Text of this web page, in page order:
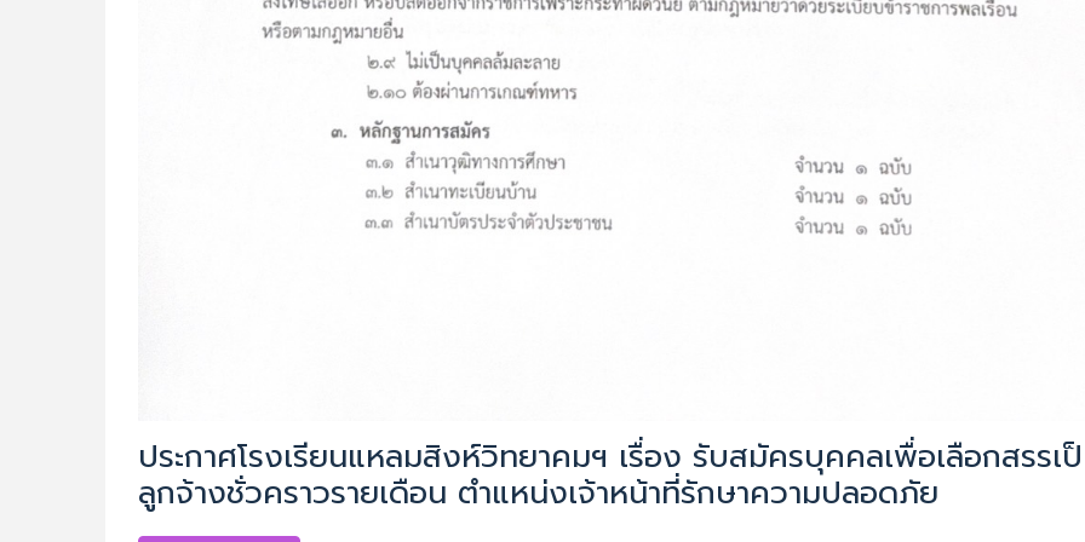
ประกาศโรงเรียนแหลมสิงห์วิทยาคมฯ เรื่อง รับสมัครบุคคลเพื่อเลือกสรรเ
ลูกจ้างชั่วคราวรายเดือน ตำแหน่งเจ้าหน้าที่รักษาความปลอดภัย